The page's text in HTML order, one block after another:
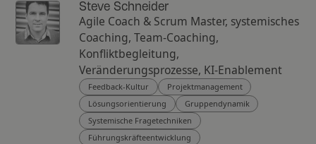
Steve Schneider
Agile Coach & Scrum Master, systemisches
Coaching, Team-Coaching,
Konfliktbegleitung,
Veränderungsprozesse, KI-Enablement
Feedback-Kultur
Projektmanagement
Lösungsorientierung
Gruppendynamik
Systemische Fragetechniken
Führungskräfteentwicklung